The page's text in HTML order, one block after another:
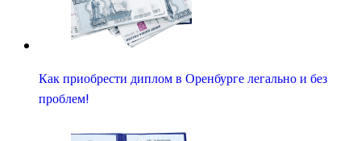
Как приобрести диплом в Оренбурге легально и без
проблем!